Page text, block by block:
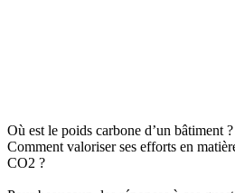
Où est le poids carbone d’un bâtiment ?
Comment valoriser ses efforts en
CO2 ?